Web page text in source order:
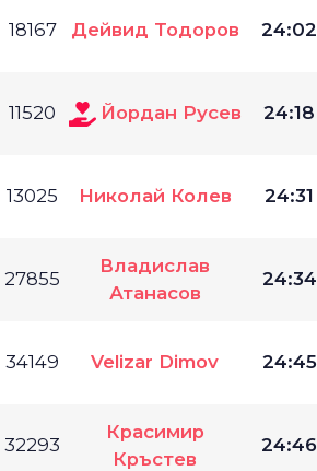
18167 Дейвид Тодоров 24:02
11520 Йордан Русев 24:18
13025 Николай Колев 24:31
27855
Владислав
Атанасов
24:34
34149 Velizar Dimov 24:45
32293
Красимир
Кръстев
24:46